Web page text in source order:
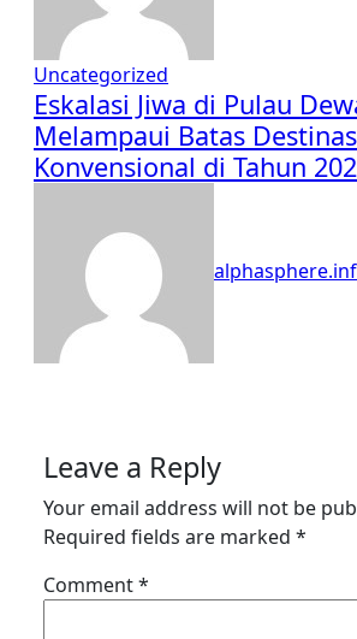
Uncategorized
Eskalasi Jiwa di Pulau
Melampaui Batas
Konvensional di Tahun
Leave a Reply
Your email address will not be
Required fields are marked *
Comment*